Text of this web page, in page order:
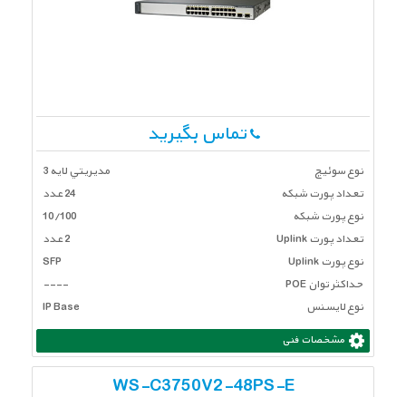
تماس بگیرید
نوع سوئیچ
مديريتي لايه 3
تعداد پورت شبكه
24 عدد
نوع پورت شبکه
10/100
تعداد پورت Uplink
2 عدد
نوع پورت Uplink
SFP
حداکثر توان POE
----
نوع لایسنس
IP Base
مشخصات فنی
WS-C3750V2-48PS-E